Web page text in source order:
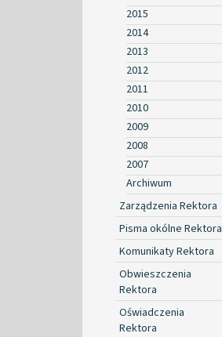
2015
2014
2013
2012
2011
2010
2009
2008
2007
Archiwum
Zarządzenia Rektora
Pisma okólne Rektora
Komunikaty Rektora
Obwieszczenia
Rektora
Oświadczenia
Rektora